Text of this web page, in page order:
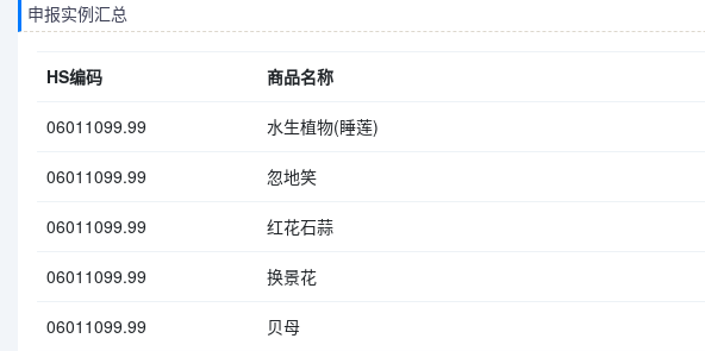
申报实例汇总
HS编码 商品名称
06011099.99 水生植物(睡莲)
06011099.99 忽地笑
06011099.99 红花石蒜
06011099.99 换景花
06011099.99 贝母